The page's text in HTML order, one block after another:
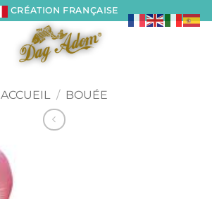
CRÉATION FRANÇAISE
ACCUEIL / BOUÉE